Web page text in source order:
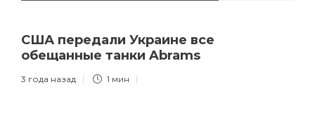
США передали Украине все
обещанные танки Abrams
3 года назад 1 мин